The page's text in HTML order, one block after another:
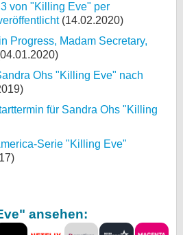
von "Killing Eve" per
(14.02.2020)
Progress, Madam Secretary,
Ohs "Killing Eve" nach
für Sandra Ohs "Killing
Serie "Killing Eve"
ansehen: